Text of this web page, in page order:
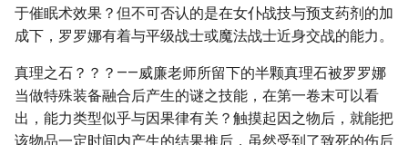
于催眠术效果？但不可否认的是在女仆战技与预支药剂的加
成下，罗罗娜有着与平级战士或魔法战士近身交战的能力。
真理之石？？？——威廉老师所留下的半颗真理石被罗罗娜
当做特殊装备融合后产生的谜之技能，在第一卷末可以看
出，能力类型似乎与因果律有关？触摸起因之物后，就能把
该物品一定时间内产生的结果推后，虽然受到了致死的伤后